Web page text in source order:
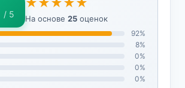
/ 5
★★★★★
На основе 25 оценок
92%
8%
0%
0%
0%